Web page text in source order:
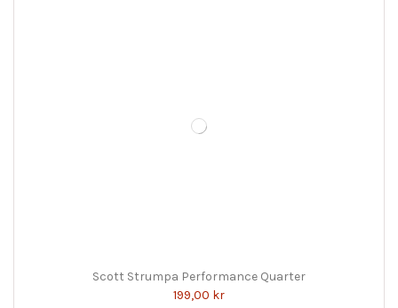
Scott Strumpa Performance Quarter
199,00 kr